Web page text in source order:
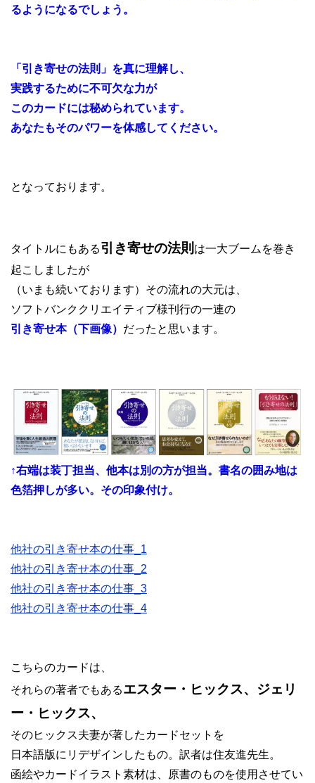
るようになるでしょう。
「引き寄せの法則」を真に理解し、
実践するために不可欠な力が
このカードには秘められています。
あなたもそのパワーを体感してください。
となっております。
タイトルにもある引き寄せの法則 は一大ブームを巻き
起こしましたが
（いまも続いております）その流れの大元は、
ソフトバンククリエイティブ様刊行の一連の
引き寄せ本（下画像） だったと思います。
↑右端は装丁担当、他本は別の方が担当。書名の囲み地は
色箔押しが多い。その印象付け。
他社の引き寄せ本の仕事_1
他社の引き寄せ本の仕事_2
他社の引き寄せ本の仕事_3
他社の引き寄せ本の仕事_4
こちらのカードは、
それらの著者でもあるエスター・ヒックス、ジェリ
ー・ヒックス、
そのヒックス夫妻が著したカードセットを
日本語版にリデザインしたもの。訳者は住友進先生。
函絵やカードイラスト素材は、原書のものを使用させてい